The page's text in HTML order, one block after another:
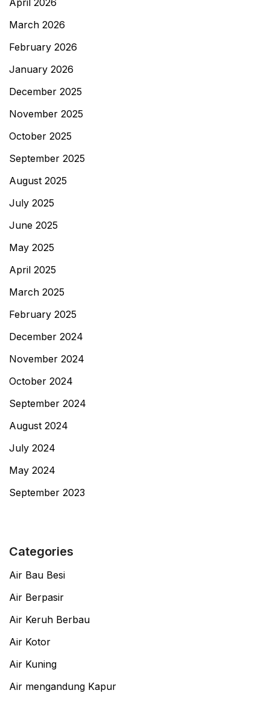
March 2026
February 2026
January 2026
December 2025
November 2025
October 2025
September 2025
August 2025
July 2025
June 2025
May 2025
April 2025
March 2025
February 2025
December 2024
November 2024
October 2024
September 2024
August 2024
July 2024
May 2024
September 2023
Categories
Air Bau Besi
Air Berpasir
Air Keruh Berbau
Air Kotor
Air Kuning
Air mengandung Kapur